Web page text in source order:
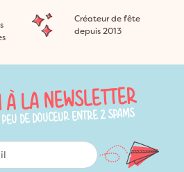
Créateur de fête
depuis 2013
LA NEWSLETTER
DE DOUCEUR ENTRE 2 SPAMS